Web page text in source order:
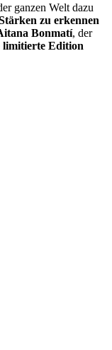
ganzen Welt dazu
zu erkennen
Bonmatí, der
limitierte Edition